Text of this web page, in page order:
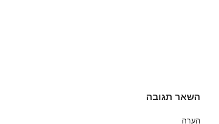
השאר תגובה
הערה